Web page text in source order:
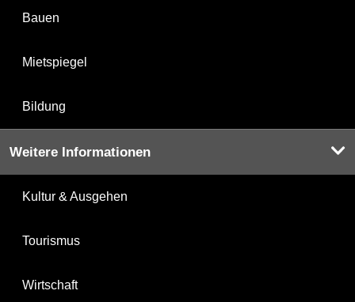
Bauen
Mietspiegel
Bildung
Weitere Informationen
Kultur & Ausgehen
Tourismus
Wirtschaft